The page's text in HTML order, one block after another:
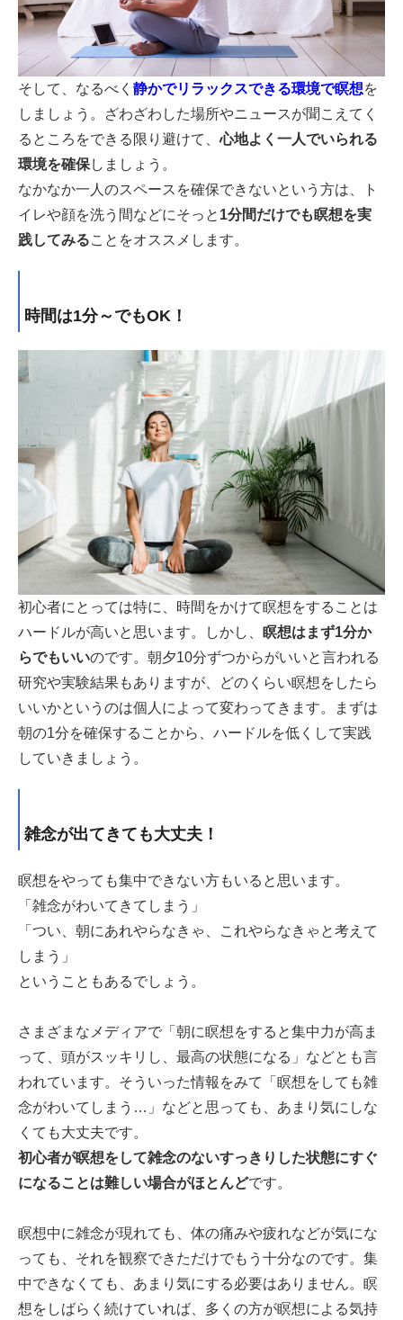
そして、なるべく 静かでリラックスできる環境で瞑想を
しましょう。ざわざわした場所やニュースが聞こえてく
るところをできる限り避けて、心地よく一人でいられる
環境を確保しましょう。
なかなか一人のスペースを確保できないという方は、ト
イレや顔を洗う間などにそっと 1分間だけでも瞑想を実
践してみることをオススメします。
時間は1分～でもOK！
初心者にとっては特に、時間をかけて瞑想をすることは
ハードルが高いと思います。しかし、 瞑想はまず1分か
らでもいいのです。朝夕10分ずつからがいいと言われる
研究や実験結果もありますが、どのくらい瞑想をしたら
いいかというのは個人によって変わってきます。まずは
朝の1分を確保することから、ハードルを低くして実践
していきましょう。
雑念が出てきても大丈夫！
瞑想をやっても集中できない方もいると思います。
「雑念がわいてきてしまう」
「つい、朝にあれやらなきゃ、これやらなきゃと考えて
しまう」
ということもあるでしょう。
さまざまなメディアで「朝に瞑想をすると集中力が高ま
って、頭がスッキリし、最高の状態になる」などとも言
われています。そういった情報をみて「瞑想をしても雑
念がわいてしまう…」などと思っても、あまり気にしな
くても大丈夫です。
初心者が瞑想をして雑念のないすっきりした状態にすぐ
になることは難しい場合がほとんどです。
瞑想中に雑念が現れても、体の痛みや疲れなどが気にな
っても、それを観察できただけでもう十分なのです。集
中できなくても、あまり気にする必要はありません。瞑
想をしばらく続けていれば、多くの方が瞑想による気持